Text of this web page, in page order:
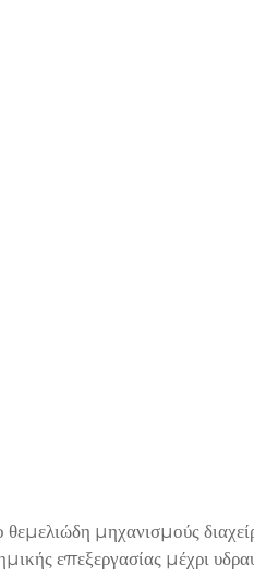
μηχανισμούς
επεξεργασίας μέχρι